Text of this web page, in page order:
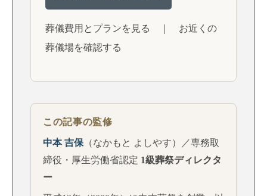
葬儀費用とプランを見る
お近くの
葬儀場を確認する
この記事の監修
中本 吉保 （なかもと よしやす）／専務取
締役・厚生労働省認定 1級葬祭ディレクタ
ー